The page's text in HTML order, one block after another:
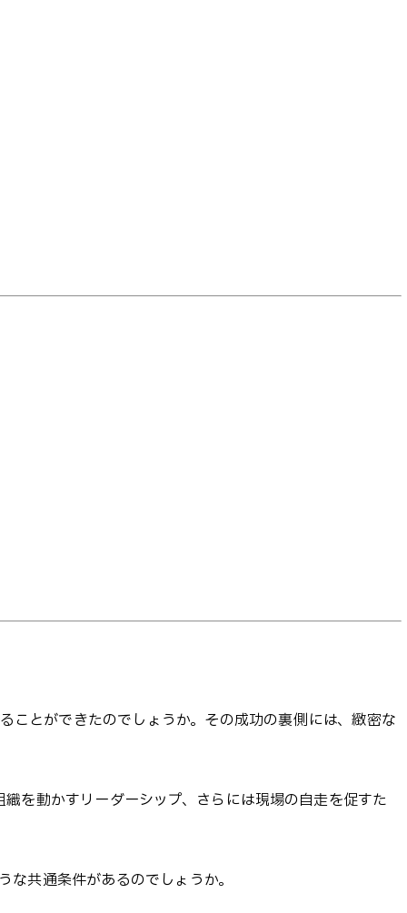
ことができたのでしょうか。その成功の裏側には、緻密な
を動かすリーダーシップ、さらには現場の自走を促すた
共通条件があるのでしょうか。